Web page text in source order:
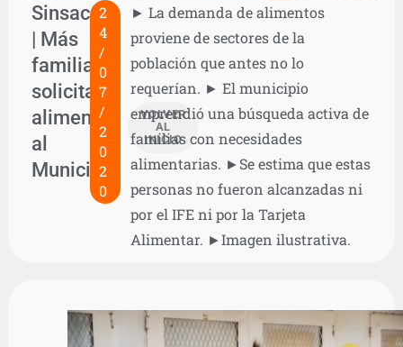
Sinsacate
| Más
familias
solicitan
alimentos
al
Municipio
2
4
/
0
7
/
2
0
2
0
VOLVER
AL
INICIO
► La demanda de alimentos
proviene de sectores de la
población que antes no lo
requerían. ► El municipio
emprendió una búsqueda activa de
familias con necesidades
alimentarias. ►Se estima que estas
personas no fueron alcanzadas ni
por el IFE ni por la Tarjeta
Alimentar. ►Imagen ilustrativa.